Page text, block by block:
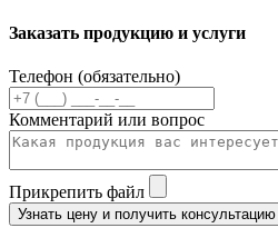
Заказать продукцию и услуги
Телефон (обязательно)
Комментарий или вопрос
Прикрепить файл
Узнать цену и получить консультацию